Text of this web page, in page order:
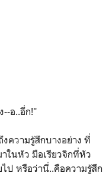
--อ..อึ่ก!"
ความรู้สึกบางอย่าง ที่
ในหัว มือเรียวจิกที่หัว
ป หรือว่านี่..คือความรู้สึก